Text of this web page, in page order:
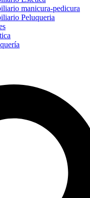
manicura-pedicura
Peluqueria